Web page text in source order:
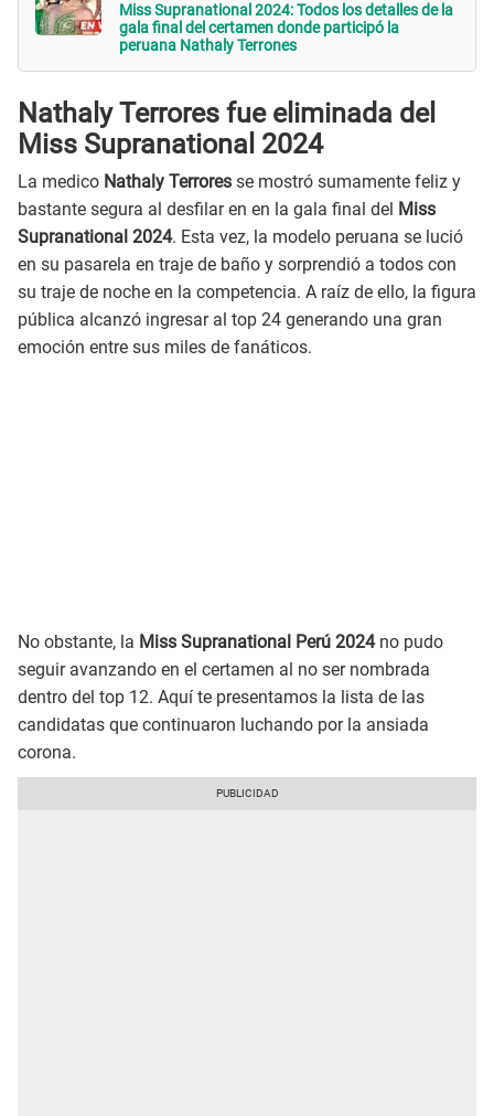
Miss Supranational 2024: Todos los detalles de la
gala final del certamen donde participó la
peruana Nathaly Terrones
Nathaly Terrores fue eliminada del
Miss Supranational 2024
La medico Nathaly Terrores se mostró sumamente feliz y
bastante segura al desfilar en en la gala final del Miss
Supranational 2024. Esta vez, la modelo peruana se lució
en su pasarela en traje de baño y sorprendió a todos con
su traje de noche en la competencia. A raíz de ello, la figura
pública alcanzó ingresar al top 24 generando una gran
emoción entre sus miles de fanáticos.
No obstante, la Miss Supranational Perú 2024no pudo
seguir avanzando en el certamen al no ser nombrada
dentro del top 12. Aquí te presentamos la lista de las
candidatas que continuaron luchando por la ansiada
corona.